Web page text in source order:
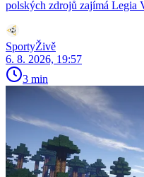
polských zdrojů zajímá Legia
SportyŽivě
6. 8. 2026, 19:57
3 min